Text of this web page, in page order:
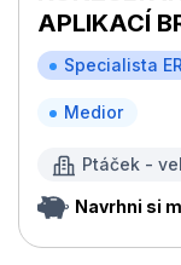
APLIKACÍ
Specialista
Medior
Ptáček -
Navrhni si